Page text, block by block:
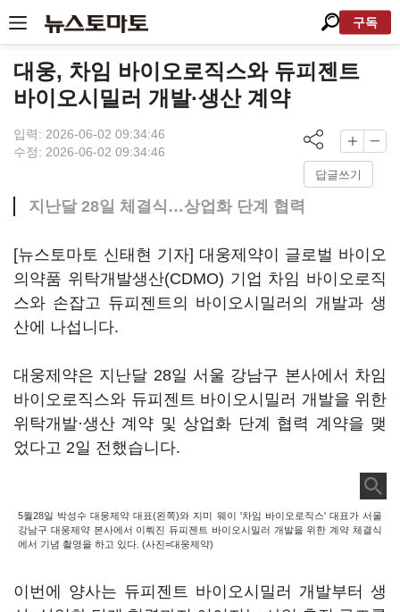
구독
대웅, 차임 바이오로직스와 듀피젠트
바이오시밀러 개발·생산 계약
입력: 2026-06-02 09:34:46
수정: 2026-06-02 09:34:46
답글쓰기
지난달 28일 체결식…상업화 단계 협력
[뉴스토마토 신태현 기자] 대웅제약이 글로벌 바이오
의약품 위탁개발생산(CDMO) 기업 차임 바이오로직
스와 손잡고 듀피젠트의 바이오시밀러의 개발과 생
산에 나섭니다.
대웅제약은 지난달 28일 서울 강남구 본사에서 차임
바이오로직스와 듀피젠트 바이오시밀러 개발을 위한
위탁개발·생산 계약 및 상업화 단계 협력 계약을 맺
었다고 2일 전했습니다.
5월28일 박성수 대웅제약 대표(왼쪽)와 지미 웨이 '차임 바이오로직스' 대표가 서울
강남구 대웅제약 본사에서 이뤄진 듀피젠트 바이오시밀러 개발을 위한 계약 체결식
에서 기념 촬영을 하고 있다. (사진=대웅제약)
이번에 양사는 듀피젠트 바이오시밀러 개발부터 생